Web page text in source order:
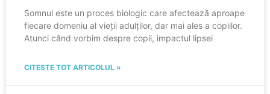
Somnul este un proces biologic care afectează aproape
fiecare domeniu al vieții adulților, dar mai ales a copiilor.
Atunci când vorbim despre copii, impactul lipsei
CITESTE TOT ARTICOLUL »